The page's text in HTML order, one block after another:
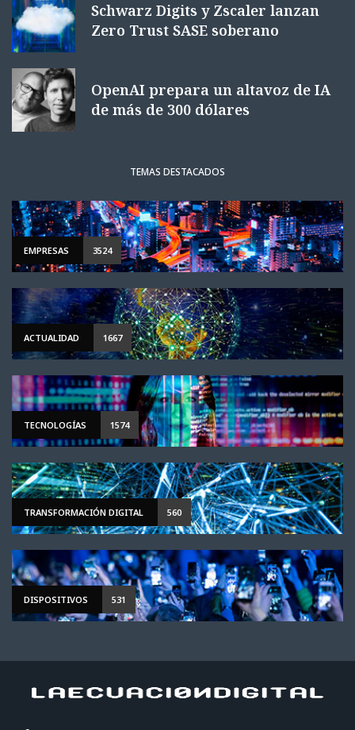
Schwarz Digits y Zscaler lanzan
Zero Trust SASE soberano
OpenAI prepara un altavoz de IA
de más de 300 dólares
TEMAS DESTACADOS
EMPRESAS 3524
ACTUALIDAD 1667
TECNOLOGÍAS 1574
TRANSFORMACIÓN DIGITAL 560
DISPOSITIVOS 531